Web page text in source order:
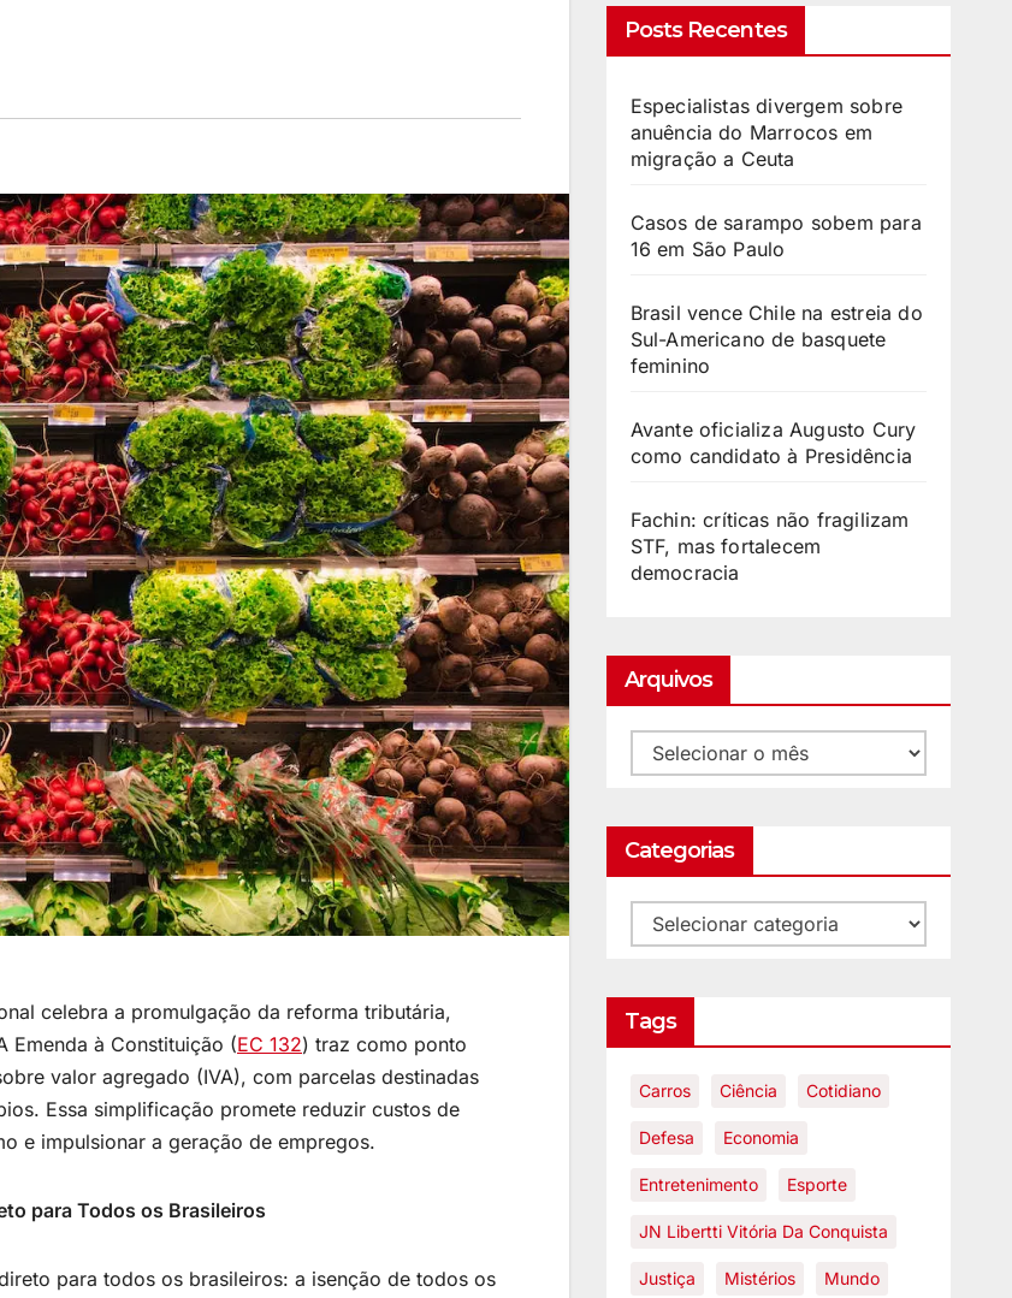
celebra a promulgação da reforma tributária,
Emenda à Constituição (EC 132) traz como ponto
valor agregado (IVA), com parcelas destinadas
Essa simplificação promete reduzir custos de
e impulsionar a geração de empregos.
para Todos os Brasileiros
para todos os brasileiros: a isenção de todos os
Posts Recentes
Especialistas divergem sobre
anuência do Marrocos em
migração a Ceuta
Casos de sarampo sobem para
16 em São Paulo
Brasil vence Chile na estreia do
Sul-Americano de basquete
feminino
Avante oficializa Augusto Cury
como candidato à Presidência
Fachin: críticas não fragilizam
STF, mas fortalecem
democracia
Arquivos
Categorias
Tags
Carros Ciência Cotidiano
Defesa Economia
Entretenimento Esporte
JN Libertti Vitória Da Conquista
Justiça Mistérios Mundo